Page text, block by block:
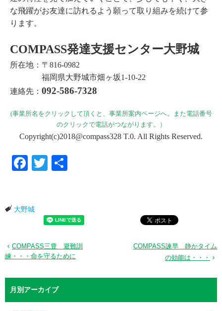
な飛躍がお友達に訪れるよう願って取り組みを続けて参
ります。
COMPASS発達支援センター大野城
所在地：〒816-0982
福岡県大野城市畑ヶ坂1-10-22
連絡先： 092-586-7328
(事業所名をクリックして頂くと、事業所案内ページへ。また電話番号
のクリックで電話がつながります。）
Copyright(c)2018@compass328 T.0. All Rights Reserved.
FacebookTwitter
大野城
COMPASS三豊 避難訓
練・・・命を守るために
COMPASS諫早 静かタイム
の効能は・・・
月別アーカイブ